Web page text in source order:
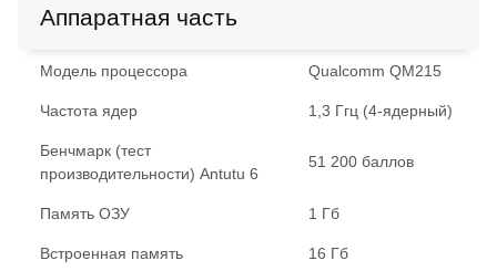
Аппаратная часть
Модель процессора Qualcomm QM215
Частота ядер 1,3 Ггц (4-ядерный)
Бенчмарк (тест
производительности) Antutu 6
51 200 баллов
Память ОЗУ 1 Гб
Встроенная память 16 Гб